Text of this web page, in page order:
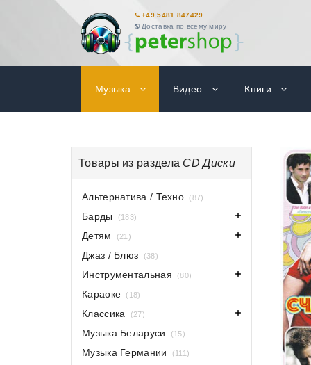
+49 5481 847429
Доставка по всему миру
Музыка Видео Книги
Товары из раздела CD Диски
Альтернатива / Техно (87)
Барды (183)
Детям (21)
Джаз / Блюз (38)
Инструментальная (80)
Караоке (18)
Классика (27)
Музыка Беларуси (15)
Музыка Германии (111)